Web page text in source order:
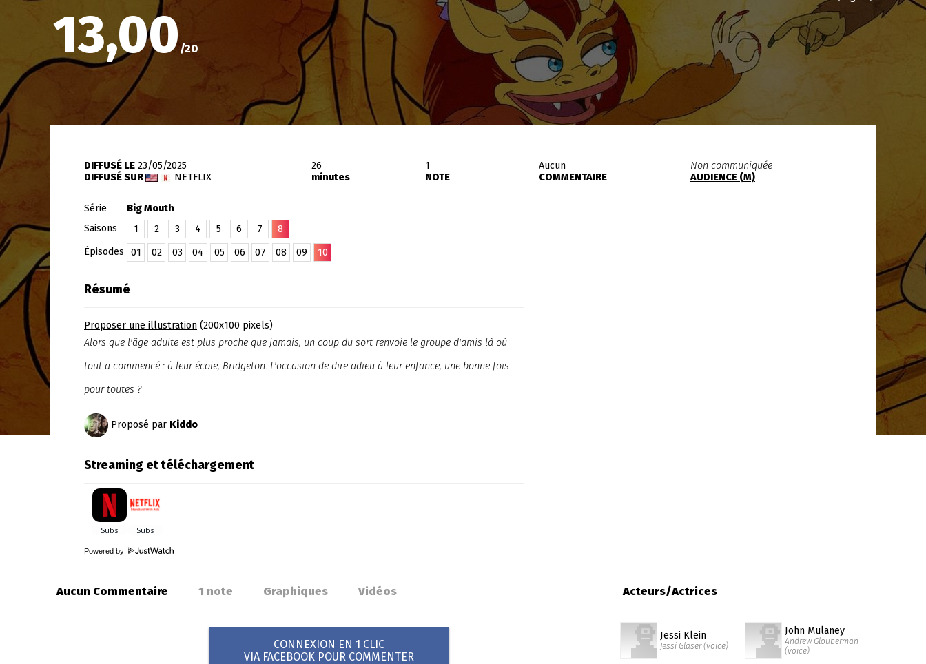
13,00/20
DIFFUSÉ LE 23/05/2025
DIFFUSÉ SUR
NETFLIX
26
minutes
1
NOTE
Aucun
COMMENTAIRE
Non communiquée
AUDIENCE (M)
Série
Big Mouth
Saisons
1 2 3 4 5 6 7
8
Épisodes
01 02 03 04 05 06 07 08 09 10
Résumé
Proposer une illustration (200x100 pixels)
Alors que l'âge adulte est plus proche que jamais, un coup du sort renvoie le groupe d'amis là où
tout a commencé : à leur école, Bridgeton. L'occasion de dire adieu à leur enfance, une bonne fois
pour toutes ?
Proposé par Kiddo
Streaming et téléchargement
Powered by
Aucun Commentaire 1 note Graphiques Vidéos
CONNEXION EN 1 CLIC
VIA FACEBOOK POUR COMMENTER
Acteurs/Actrices
Jessi Klein
Jessi Glaser (voice)
John Mulaney
Andrew Glouberman
(voice)